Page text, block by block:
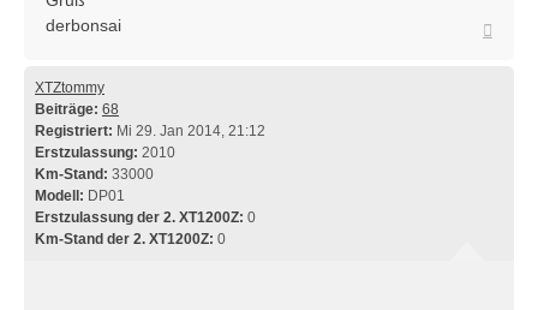
derbonsai
XTZtommy
Beiträge: 68
Registriert: Mi 29. Jan 2014, 21:12
Erstzulassung: 2010
Km-Stand: 33000
Modell: DP01
Erstzulassung der 2. XT1200Z: 0
Km-Stand der 2. XT1200Z: 0